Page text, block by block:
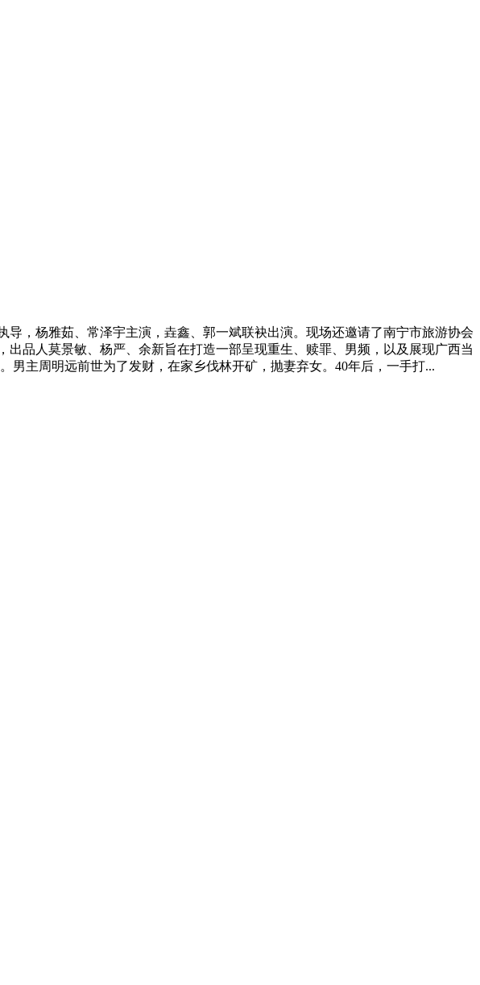
杨雅茹、常泽宇主演，垚鑫、郭一斌联袂出演。现场还邀请了南宁市旅游协会
品人莫景敏、杨严、余新旨在打造一部呈现重生、赎罪、男频，以及展现广西当
主周明远前世为了发财，在家乡伐林开矿，抛妻弃女。40年后，一手打...